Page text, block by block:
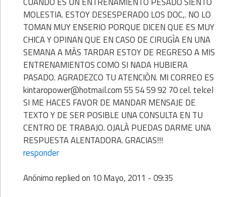
MOLESTIA. ESTOY DESESPERADO LOS DOC,. NO LO
TOMAN MUY ENSERIO PORQUE DICEN QUE ES MUY
CHICA Y OPINAN QUE EN CASO DE CIRUGÌA EN UNA
SEMANA A MÀS TARDAR ESTOY DE REGRESO A MIS
ENTRENAMIENTOS COMO SI NADA HUBIERA
PASADO. AGRADEZCO TU ATENCIÒN. MI CORREO ES
kintaropower@hotmail.com 55 54 59 92 70 cel. telcel
SI ME HACES FAVOR DE MANDAR MENSAJE DE
TEXTO Y DE SER POSIBLE UNA CONSULTA EN TU
CENTRO DE TRABAJO. OJALÀ PUEDAS DARME UNA
RESPUESTA ALENTADORA. GRACIAS!!!
responder
Anónimoreplied on 10 Mayo, 2011 - 09:35